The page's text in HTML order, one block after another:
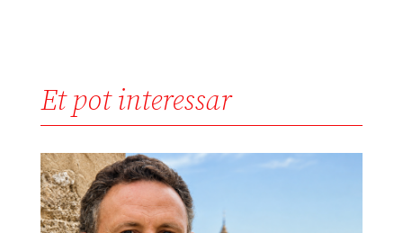
Et pot interessar